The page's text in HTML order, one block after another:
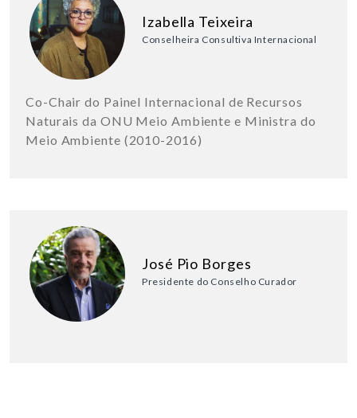
Izabella Teixeira
Conselheira Consultiva Internacional
Co-Chair do Painel Internacional de Recursos
Naturais da ONU Meio Ambiente e Ministra do
Meio Ambiente (2010-2016)
José Pio Borges
Presidente do Conselho Curador